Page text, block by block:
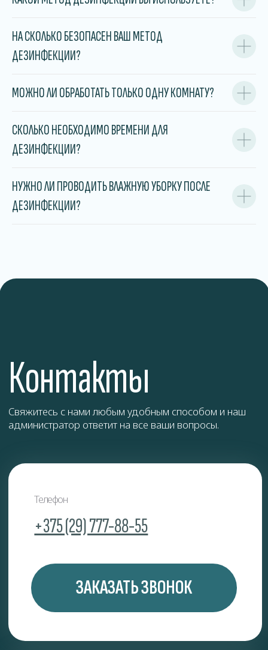
НА СКОЛЬКО БЕЗОПАСЕН ВАШ МЕТОД
ДЕЗИНФЕКЦИИ?
МОЖНО ЛИ ОБРАБОТАТЬ ТОЛЬКО ОДНУ КОМНАТУ?
СКОЛЬКО НЕОБХОДИМО ВРЕМЕНИ ДЛЯ
ДЕЗИНФЕКЦИИ?
НУЖНО ЛИ ПРОВОДИТЬ ВЛАЖНУЮ УБОРКУ ПОСЛЕ
ДЕЗИНФЕКЦИИ?